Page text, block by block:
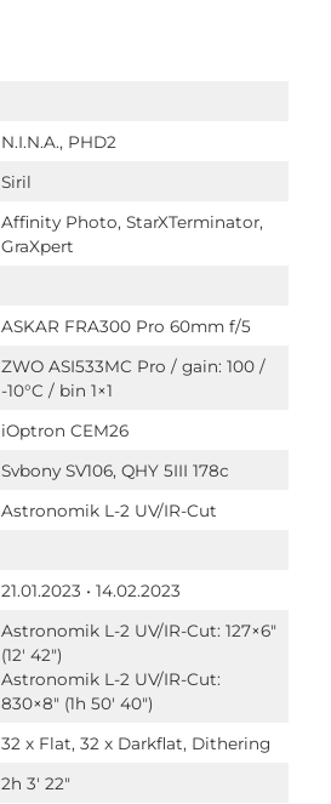
N.I.N.A., PHD2
Siril
Affinity Photo, StarXTerminator,
GraXpert
ASKAR FRA300 Pro 60mm f/5
ZWO ASI533MC Pro / gain: 100 /
-10°C / bin 1×1
iOptron CEM26
Svbony SV106, QHY 5III 178c
Astronomik L-2 UV/IR-Cut
21.01.2023 • 14.02.2023
Astronomik L-2 UV/IR-Cut: 127×6″
(12′ 42″)
Astronomik L-2 UV/IR-Cut:
830×8″ (1h 50′ 40″)
32 x Flat, 32 x Darkflat, Dithering
2h 3′ 22″